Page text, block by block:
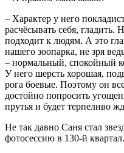
– Характер у него
расчёсывать себя, гладить.
подходит к людям. А это
нашего зоопарка, не зря
– нормальный, спокойный
У него шерсть хорошая,
рога боевые. Поэтому он
достойно попросить
прутья и будет терпеливо
Не так давно Саня стал
фотосессию в 130-й квартал.